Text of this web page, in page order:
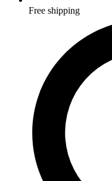
Free shipping